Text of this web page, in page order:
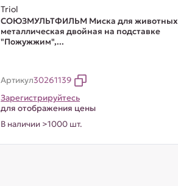
Triol
СОЮЗМУЛЬТФИЛЬМ Миска для животных
металлическая двойная на подставке
"Пожужжим",...
Артикул30261139
Зарегистрируйтесь
для отображения цены
В наличии >1000 шт.